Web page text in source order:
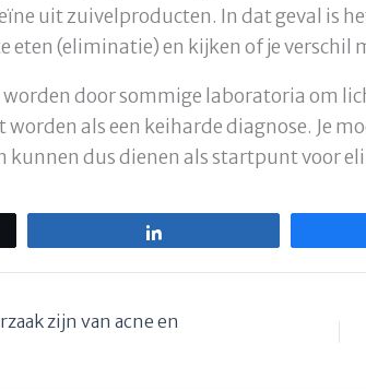
uit zuivelproducten. In dat geval is
eten (eliminatie) en kijken of je verschil
door sommige laboratoria om
als een keiharde diagnose. Je
kunnen dus dienen als startpunt voor
zijn van acne en